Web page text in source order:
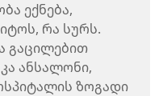
ექნება,
რა სურს.
გაცილებით
ანსალონი,
ზოგადი